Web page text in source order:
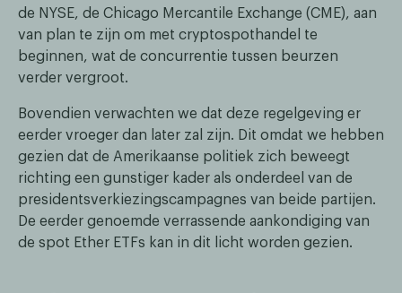
de NYSE, de Chicago Mercantile Exchange (CME), aan
van plan te zijn om met cryptospothandel te
beginnen, wat de concurrentie tussen beurzen
verder vergroot.
Bovendien verwachten we dat deze regelgeving er
eerder vroeger dan later zal zijn. Dit omdat we hebben
gezien dat de Amerikaanse politiek zich beweegt
richting een gunstiger kader als onderdeel van de
presidentsverkiezingscampagnes van beide partijen.
De eerder genoemde verrassende aankondiging van
de spot Ether ETFs kan in dit licht worden gezien.